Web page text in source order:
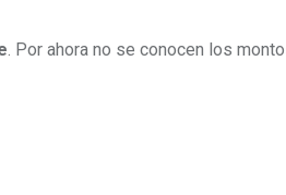
. Por ahora no se conocen los